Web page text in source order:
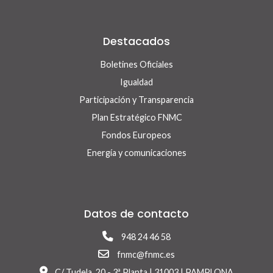
Destacados
Boletines Oficiales
Igualdad
Participación y Transparencia
Plan Estratégico FNMC
Fondos Europeos
Energía y comunicaciones
Datos de contacto
948 24 46 58
fnmc@fnmc.es